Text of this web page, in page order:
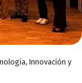
Innovación y